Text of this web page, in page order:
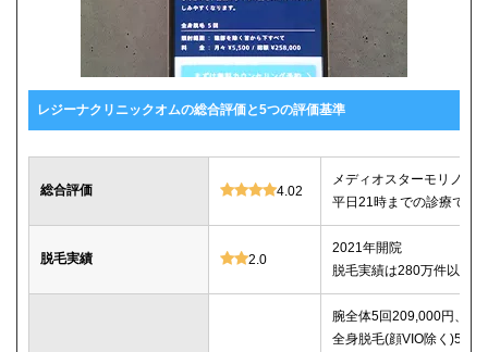
レジーナクリニックオムの総合評価と5つの評価基準
総合評価 4.02
メディオスターモリノス
平日21時までの診療で仕
脱毛実績 2.0
2021年開院
脱毛実績は280万件以上
腕全体5回209,000円、ひ
全身脱毛(顔VIO除く)5回